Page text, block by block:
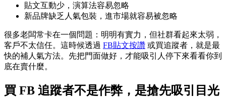
貼文互動少，演算法容易忽略
新品牌缺乏人氣包裝，進市場就容易被忽略
很多老闆常卡在一個問題：明明有實力，但社群看起來太弱，
客戶不太信任。這時候透過 FB貼文按讚 或買追蹤者，就是最
快的補人氣方法。先把門面做好，才能吸引人停下來看看你到
底在賣什麼。
買 FB 追蹤者不是作弊，是搶先吸引目光